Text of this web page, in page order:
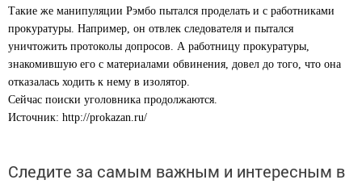
Такие же манипуляции Рэмбо пытался проделать и с работниками
прокуратуры. Например, он отвлек следователя и пытался
уничтожить протоколы допросов. А работницу прокуратуры,
знакомившую его с материалами обвинения, довел до того, что она
отказалась ходить к нему в изолятор.
Сейчас поиски уголовника продолжаются.
Источник: http://prokazan.ru/
Следите за самым важным и интересным в